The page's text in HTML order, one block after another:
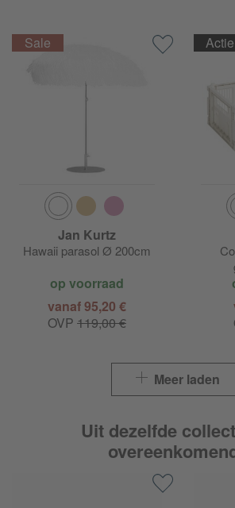
Jan Kurtz
Hawaii parasol Ø 200cm
op voorraad
vanaf 95,20 €
OVP 119,00 €
Actie
Meer laden
Uit dezelfde